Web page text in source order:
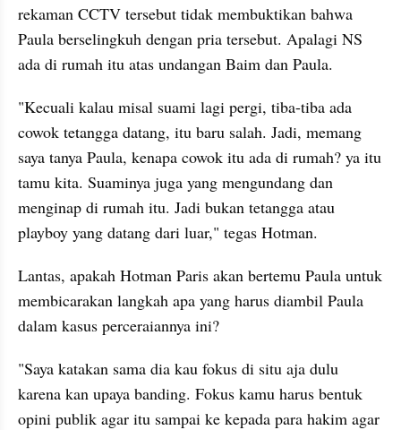
rekaman CCTV tersebut tidak membuktikan bahwa
Paula berselingkuh dengan pria tersebut. Apalagi NS
ada di rumah itu atas undangan Baim dan Paula.
"Kecuali kalau misal suami lagi pergi, tiba-tiba ada
cowok tetangga datang, itu baru salah. Jadi, memang
saya tanya Paula, kenapa cowok itu ada di rumah? ya itu
tamu kita. Suaminya juga yang mengundang dan
menginap di rumah itu. Jadi bukan tetangga atau
playboy yang datang dari luar," tegas Hotman.
Lantas, apakah Hotman Paris akan bertemu Paula untuk
membicarakan langkah apa yang harus diambil Paula
dalam kasus perceraiannya ini?
"Saya katakan sama dia kau fokus di situ aja dulu
karena kan upaya banding. Fokus kamu harus bentuk
opini publik agar itu sampai ke kepada para hakim agar